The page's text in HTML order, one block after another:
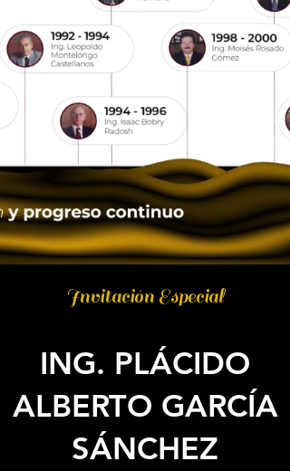
Invitación Especial
ING. PLÁCIDO
ALBERTO GARCÍA
SÁNCHEZ